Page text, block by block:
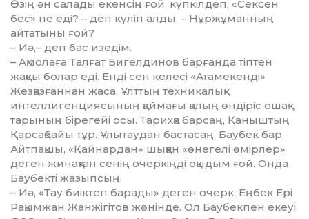
Өзің ән салады екенсің ғой, күпкілдеп, «Сексен
бес» пе еді? – деп күліп алды, – Нұржұманның
айтатыны ғой?
– Иә,– деп бас изедім.
– Ақмолаға Талғат Бигелдинов барғанда тіптен
жақсы болар еді. Енді сен келесі «Атамекенді»
Жезқазғаннан жаса, Ұлттың тех­ни­калық
интеллигенциясы­ның қаймағы қалың өндіріс ошақ­
тарының бірегейі осы. Тарихқа барсаң, Қаныштың
Қарсақбайы тұр. Ұлытаудан бастасаң, Баубек бар.
Айтпақшы, «Қайнардан» шық­қан «өнегелі өмірлер»
деген жинақтан сенің очеркіңді оқыдым ғой. Онда
Баубекті жазыпсың.
– Иә, «Тау биіктеп барады» деген очерк. Еңбек Ері
Рақымжан Жанжігітов жөнінде. Ол Баубекпен екеуі